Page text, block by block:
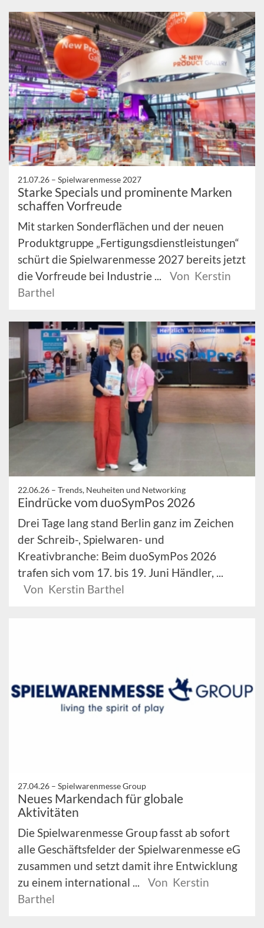
21.07.26 – Spielwarenmesse 2027
Starke Specials und prominente Marken
schaffen Vorfreude
Mit starken Sonderflächen und der neuen
Produktgruppe „Fertigungsdienstleistungen“
schürt die Spielwarenmesse 2027 bereits jetzt
die Vorfreude bei Industrie ...
Von Kerstin
Barthel
22.06.26 – Trends, Neuheiten und Networking
Eindrücke vom duoSymPos 2026
Drei Tage lang stand Berlin ganz im Zeichen
der Schreib-, Spielwaren- und
Kreativbranche: Beim duoSymPos 2026
trafen sich vom 17. bis 19. Juni Händler, ...
Von Kerstin Barthel
27.04.26 – Spielwarenmesse Group
Neues Markendach für globale
Aktivitäten
Die Spielwarenmesse Group fasst ab sofort
alle Geschäftsfelder der Spielwarenmesse eG
zusammen und setzt damit ihre Entwicklung
zu einem international ...
Von Kerstin
Barthel